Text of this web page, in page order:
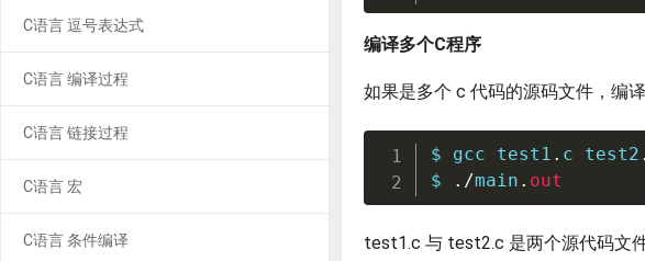
编译多个C程序
如果是多个 c 代码的源码文件，编
$ gcc test1 . c test2 .
$
./main . out
test1.c 与 test2.c 是两个源代码文件
C语言 逗号表达式
C语言 编译过程
C语言 链接过程
C语言 宏
C语言 条件编译